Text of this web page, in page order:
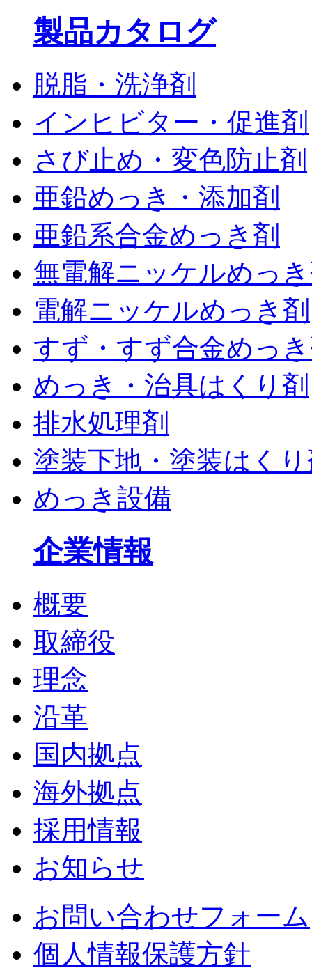
製品カタログ
脱脂・洗浄剤
インヒビター・促進剤
さび止め・変色防止剤
亜鉛めっき・添加剤
亜鉛系合金めっき剤
無電解ニッケルめっ
電解ニッケルめっき剤
すず・すず合金めっ
めっき・治具はくり剤
排水処理剤
塗装下地・塗装はく
めっき設備
企業情報
概要
取締役
理念
沿革
国内拠点
海外拠点
採用情報
お知らせ
お問い合わせフォーム
個人情報保護方針